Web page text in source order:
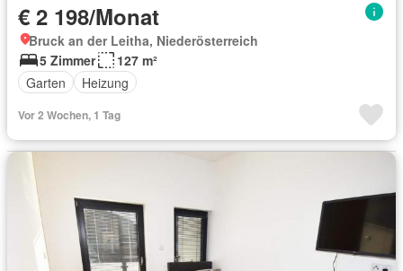
€ 2 198/Monat
Bruck an der Leitha, Niederösterreich
5 Zimmer
127 m²
Garten
Heizung
Vor 2 Wochen, 1 Tag